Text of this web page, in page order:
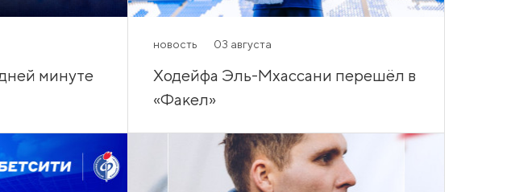
минуте
новость 03 августа
Ходейфа Эль-Мхассани перешёл в
«Факел»